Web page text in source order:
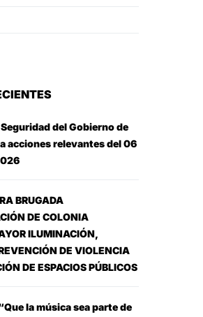
del Gobierno de
acciones relevantes del 06
BRUGADA
DE COLONIA
ILUMINACIÓN,
DE VIOLENCIA
DE ESPACIOS PÚBLICOS
la música sea parte de